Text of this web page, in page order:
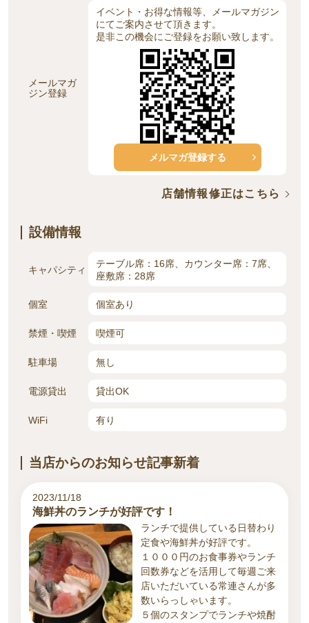
店舗情報修正はこちら
メールマガ
ジン登録
イベント・お得な情報等、メールマガジン
にてご案内させて頂きます。
是非この機会にご登録をお願い致します。
メルマガ登録する
設備情報
キャパシティ
テーブル席：16席、カウンター席：7席、
座敷席：28席
個室 個室あり
禁煙・喫煙 喫煙可
駐車場 無し
電源貸出 貸出OK
WiFi 有り
当店からのお知らせ記事新着
2023/11/18
海鮮丼のランチが好評です！
ランチで提供している日替わり
定食や海鮮丼が好評です。
１０００円のお食事券やランチ
回数券などを活用して毎週ご来
店いただいている常連さんが多
数いらっしゃいます。
５個のスタンプでランチや焼酎